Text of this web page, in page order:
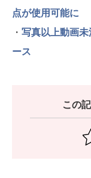
点が使用可能に
・ 写真以上動画
ース
この